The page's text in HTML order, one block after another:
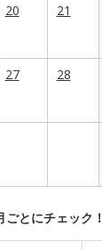
20 21
27 28
とにチェック！